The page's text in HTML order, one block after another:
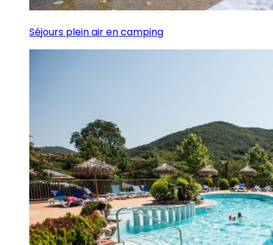
Séjours plein air en camping